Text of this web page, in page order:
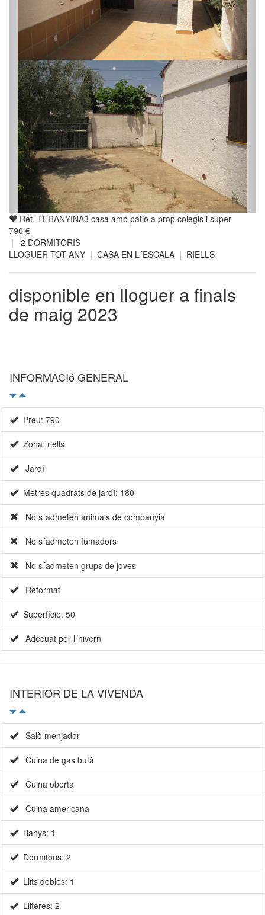
Ref. TERANYINA3 casa amb patio a prop colegis i super
790 €
| 2 DORMITORIS
LLOGUER TOT ANY | CASA EN L´ESCALA | RIELLS
disponible en lloguer a finals
de maig 2023
INFORMACIó GENERAL
Preu: 790
Zona: riells
Jardí
Metres quadrats de jardí: 180
No s´admeten animals de companyia
No s´admeten fumadors
No s´admeten grups de joves
Reformat
Superfície: 50
Adecuat per l´hivern
INTERIOR DE LA VIVENDA
Salò menjador
Cuina de gas butà
Cuina oberta
Cuina americana
Banys: 1
Dormitoris: 2
Llits dobles: 1
Lliteres: 2